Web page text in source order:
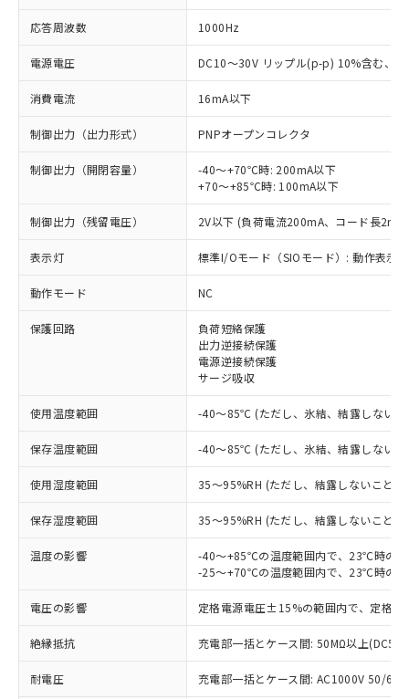
応答周波数 1000Hz
電源電圧 DC10～30V リップル(p-p) 10%含む、
消費電流 16mA以下
制御出力（出力形式） PNPオープンコレクタ
制御出力（開閉容量）
-40～+70℃時: 200mA以下
+70～+85℃時: 100mA以下
制御出力（残留電圧） 2V以下 (負荷電流200mA、コード長2m
表示灯 標準I/Oモード（SIOモード）: 動作表示
動作モード NC
保護回路
負荷短絡保護
出力逆接続保護
電源逆接続保護
サージ吸収
使用温度範囲 -40～85℃ (ただし、氷結、結露しないこ
保存温度範囲 -40～85℃ (ただし、氷結、結露しないこ
使用湿度範囲 35～95%RH (ただし、結露しないこと)
保存湿度範囲 35～95%RH (ただし、結露しないこと)
温度の影響
-40～+85℃の温度範囲内で、23℃時の
-25～+70℃の温度範囲内で、23℃時の
電圧の影響 定格電源電圧±15%の範囲内で、定格
絶縁抵抗 充電部一括とケース間: 50MΩ以上
耐電圧 充電部一括とケース間: AC1000V 50/
ご利用条件
ご利用ください。
本サービスは、当社制御機器事業取扱
商品の当社在庫状況および標準価格
(税抜)を提供させていただくもので
当社制御機器事業取扱商品の中には、
本サービスの対象外となる商品もある
ことをご了承ください。
※1 対応状況
対応済み：EU RoHS指令（10物質）の
非含有に対応した製品が提供可能な商品で
す。
有に対応した製品に切り替える予定のある
商品です。
対応予定なし：EU RoHS指令（10物質）の
非含有に非対応の商品で、対応品を出す予
調査・確認中：EU RoHS指令（10物質）の
非含有の対応状況を調査中または確認中の
非該当品：ライセンス料など無形物で、有
害物質有無と関係のない商品です。
仕入先様の事情により、非含有部品として
むを得ず変更することがあります。
※1 中国RoHS○×表
「○」：最大均質材料含有率が中国RoHSの
基準値以下であることを示します。
「×」：最大均質材料含有率が中国RoHSの
基準値を超えていることを示します。
「－」：未確認です。当社販売部門へお問
当社は、これら貴社製品のうち、外国